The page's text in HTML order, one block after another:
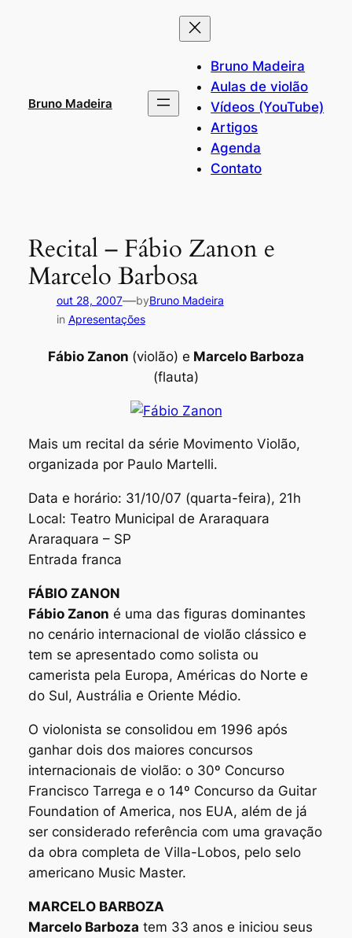
Bruno Madeira
Bruno Madeira
Aulas de violão
Vídeos (YouTube)
Artigos
Agenda
Contato
Recital – Fábio Zanon e
Marcelo Barbosa
out 28, 2007—byBruno Madeira
in Apresentações
Fábio Zanon (violão) e Marcelo Barboza
(flauta)
Mais um recital da série Movimento Violão,
organizada por Paulo Martelli.
Data e horário: 31/10/07 (quarta-feira), 21h
Local: Teatro Municipal de Araraquara
Araraquara – SP
Entrada franca
FÁBIO ZANON
Fábio Zanon é uma das figuras dominantes
no cenário internacional de violão clássico e
tem se apresentado como solista ou
camerista pela Europa, Américas do Norte e
do Sul, Austrália e Oriente Médio.
O violonista se consolidou em 1996 após
ganhar dois dos maiores concursos
internacionais de violão: o 30º Concurso
Francisco Tarrega e o 14º Concurso da Guitar
Foundation of America, nos EUA, além de já
ser considerado referência com uma gravação
da obra completa de Villa-Lobos, pelo selo
americano Music Master.
MARCELO BARBOZA
Marcelo Barboza tem 33 anos e iniciou seus